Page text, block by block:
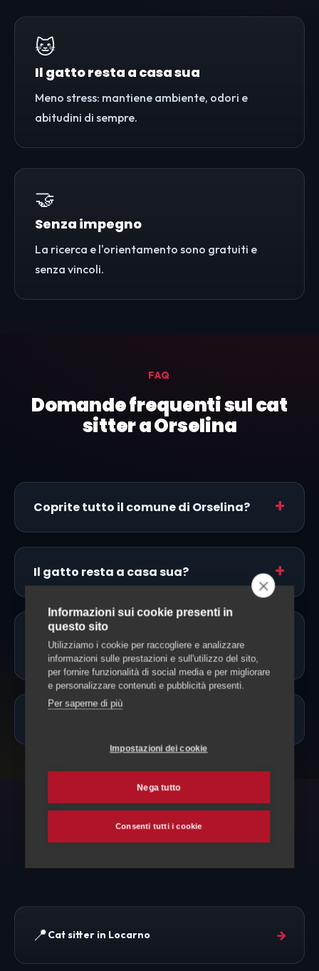
🐱
Il gatto resta a casa sua
Meno stress: mantiene ambiente, odori e
abitudini di sempre.
🤝
Senza impegno
La ricerca e l'orientamento sono gratuiti e
senza vincoli.
FAQ
Domande frequenti sul cat
sitter a Orselina
Coprite tutto il comune di Orselina?
Il gatto resta a casa sua?
Il cat sitter può somministrare
farmaci?
Altri servizi per il tuo gatto
📍Cat sitter in Locarno →
Informazioni sui cookie presenti in
questo sito
Utilizziamo i cookie per raccogliere e analizzare
informazioni sulle prestazioni e sull'utilizzo del sito,
per fornire funzionalità di social media e per migliorare
e personalizzare contenuti e pubblicità presenti.
Per saperne di più
Impostazioni dei cookie
Nega tutto
Consenti tutti i cookie